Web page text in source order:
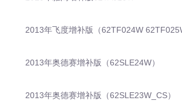
2013年飞度增补版（62TF024W
2013年奥德赛增补版（62SLE24W）
2013年奥德赛增补版（62SLE23W_CS）